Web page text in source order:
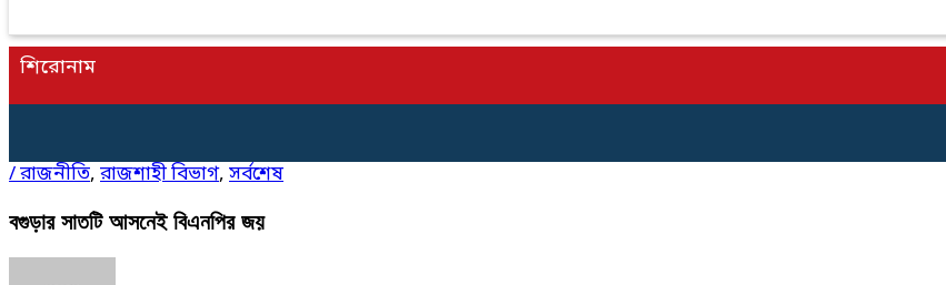
শিরোনাম
/রাজনীতি, রাজশাহী বিভাগ, সর্বশেষ
বগুড়ার সাতটি আসনেই বিএনপির জয়